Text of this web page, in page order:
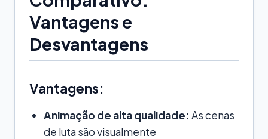
Vantagens e
Desvantagens
Vantagens:
Animação de alta qualidade: As cenas
de luta são visualmente